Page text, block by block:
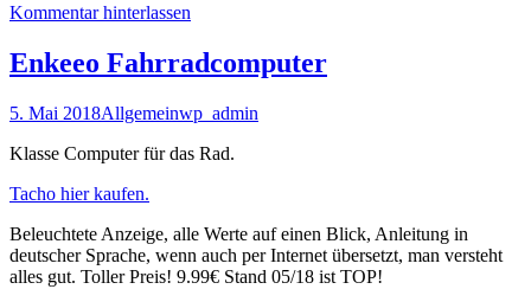
Kommentar hinterlassen
Enkeeo Fahrradcomputer
5. Mai 2018Allgemeinwp_admin
Klasse Computer für das Rad.
Tacho hier kaufen.
Beleuchtete Anzeige, alle Werte auf einen Blick, Anleitung in
deutscher Sprache, wenn auch per Internet übersetzt, man versteht
alles gut. Toller Preis! 9.99€ Stand 05/18 ist TOP!